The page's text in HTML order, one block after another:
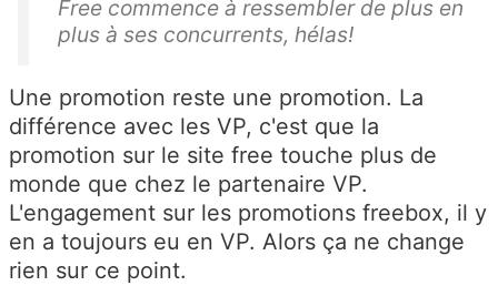
Free commence à ressembler de plus en
plus à ses concurrents, hélas!
Une promotion reste une promotion. La
différence avec les VP, c'est que la
promotion sur le site free touche plus de
monde que chez le partenaire VP.
L'engagement sur les promotions freebox, il y
en a toujours eu en VP. Alors ça ne change
rien sur ce point.